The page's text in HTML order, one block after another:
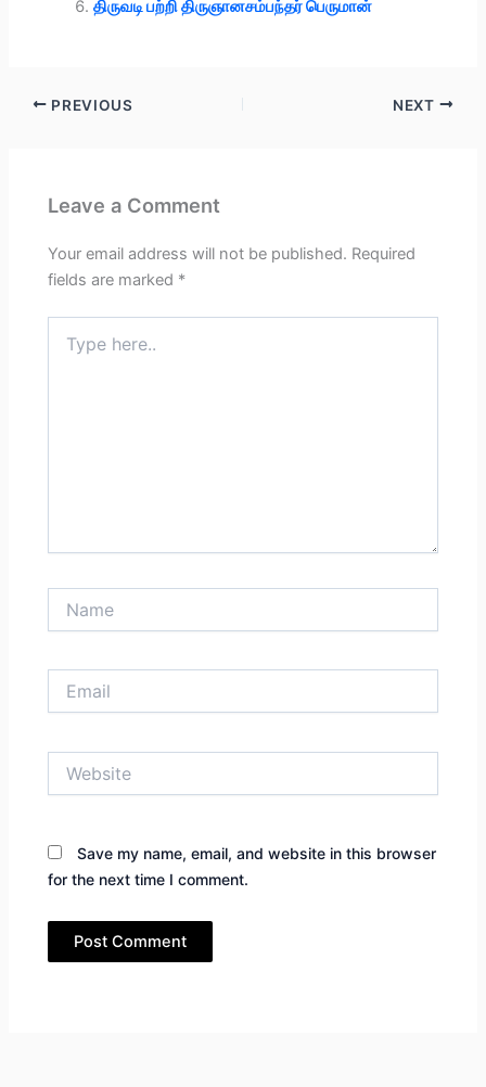
திருவடி பற்றி திருஞானசம்பந்தர் பெருமான்
PREVIOUS NEXT
Leave a Comment
Your email address will not be published. Required
fields are marked *
here..
Save my name, email, and website in this browser
for the next time I comment.